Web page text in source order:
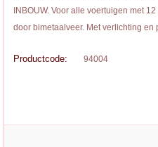
INBOUW. Voor alle voertuigen met
door bimetaalveer. Met verlichting
Productcode: 94004